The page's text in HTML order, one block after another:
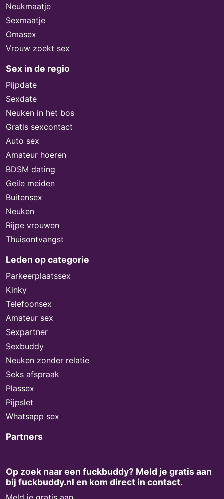
Neukmaatje
Sexmaatje
Omasex
Vrouw zoekt sex
Sex in de regio
Pijpdate
Sexdate
Neuken in het bos
Gratis sexcontact
Auto sex
Amateur hoeren
BDSM dating
Geile meiden
Buitensex
Neuken
Rijpe vrouwen
Thuisontvangst
Leden op categorie
Parkeerplaatssex
Kinky
Telefoonsex
Amateur sex
Sexpartner
Sexbuddy
Neuken zonder relatie
Seks afspraak
Plassex
Pijpslet
Whatsapp sex
Partners
Op zoek naar een fuckbuddy? Meld je gratis aan
bij fuckbuddy.nl en kom direct in contact.